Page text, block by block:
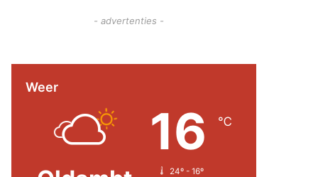
- advertenties -
Weer
16 ℃
24º - 16º